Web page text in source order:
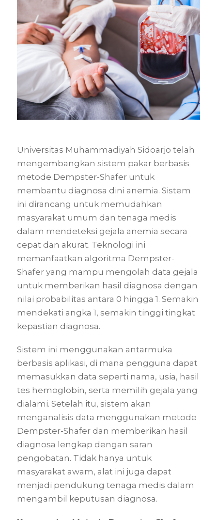
Universitas Muhammadiyah Sidoarjo telah
mengembangkan sistem pakar berbasis
metode Dempster-Shafer untuk
membantu diagnosa dini anemia. Sistem
ini dirancang untuk memudahkan
masyarakat umum dan tenaga medis
dalam mendeteksi gejala anemia secara
cepat dan akurat. Teknologi ini
memanfaatkan algoritma Dempster-
Shafer yang mampu mengolah data gejala
untuk memberikan hasil diagnosa dengan
nilai probabilitas antara 0 hingga 1. Semakin
mendekati angka 1, semakin tinggi tingkat
kepastian diagnosa.
Sistem ini menggunakan antarmuka
berbasis aplikasi, di mana pengguna dapat
memasukkan data seperti nama, usia, hasil
tes hemoglobin, serta memilih gejala yang
dialami. Setelah itu, sistem akan
menganalisis data menggunakan metode
Dempster-Shafer dan memberikan hasil
diagnosa lengkap dengan saran
pengobatan. Tidak hanya untuk
masyarakat awam, alat ini juga dapat
menjadi pendukung tenaga medis dalam
mengambil keputusan diagnosa.